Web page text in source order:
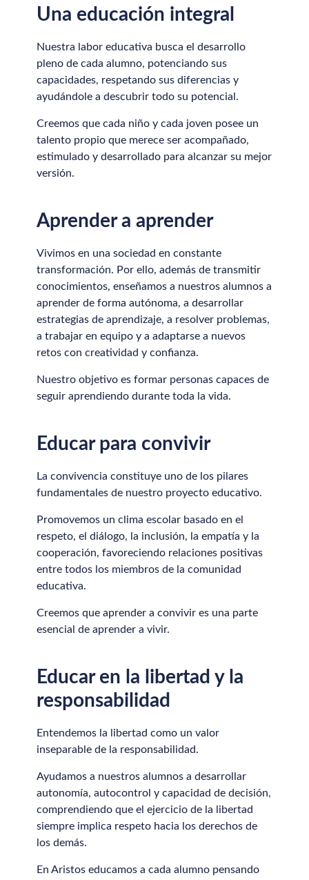
Una educación integral
Nuestra labor educativa busca el desarrollo
pleno de cada alumno, potenciando sus
capacidades, respetando sus diferencias y
ayudándole a descubrir todo su potencial.
Creemos que cada niño y cada joven posee un
talento propio que merece ser acompañado,
estimulado y desarrollado para alcanzar su mejor
versión.
Aprender a aprender
Vivimos en una sociedad en constante
transformación. Por ello, además de transmitir
conocimientos, enseñamos a nuestros alumnos a
aprender de forma autónoma, a desarrollar
estrategias de aprendizaje, a resolver problemas,
a trabajar en equipo y a adaptarse a nuevos
retos con creatividad y confianza.
Nuestro objetivo es formar personas capaces de
seguir aprendiendo durante toda la vida.
Educar para convivir
La convivencia constituye uno de los pilares
fundamentales de nuestro proyecto educativo.
Promovemos un clima escolar basado en el
respeto, el diálogo, la inclusión, la empatía y la
cooperación, favoreciendo relaciones positivas
entre todos los miembros de la comunidad
educativa.
Creemos que aprender a convivir es una parte
esencial de aprender a vivir.
Educar en la libertad y la
responsabilidad
Entendemos la libertad como un valor
inseparable de la responsabilidad.
Ayudamos a nuestros alumnos a desarrollar
autonomía, autocontrol y capacidad de decisión,
comprendiendo que el ejercicio de la libertad
siempre implica respeto hacia los derechos de
los demás.
En Aristos educamos a cada alumno pensando